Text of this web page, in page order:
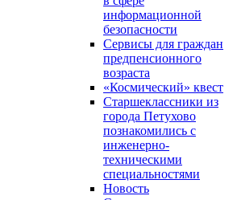
информационной
безопасности
Сервисы для граждан
предпенсионного
возраста
«Космический» квест
Старшеклассники из
города Петухово
познакомились с
инженерно-
техническими
специальностями
Новость